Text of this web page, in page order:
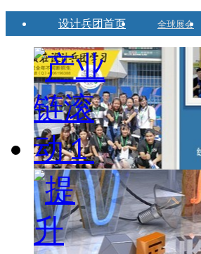
设计兵团首页 全球展会